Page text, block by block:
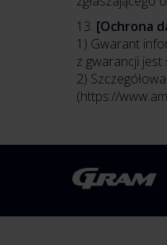
13. [Ochrona
1) Gwarant
z gwarancji jest
2)
(https://